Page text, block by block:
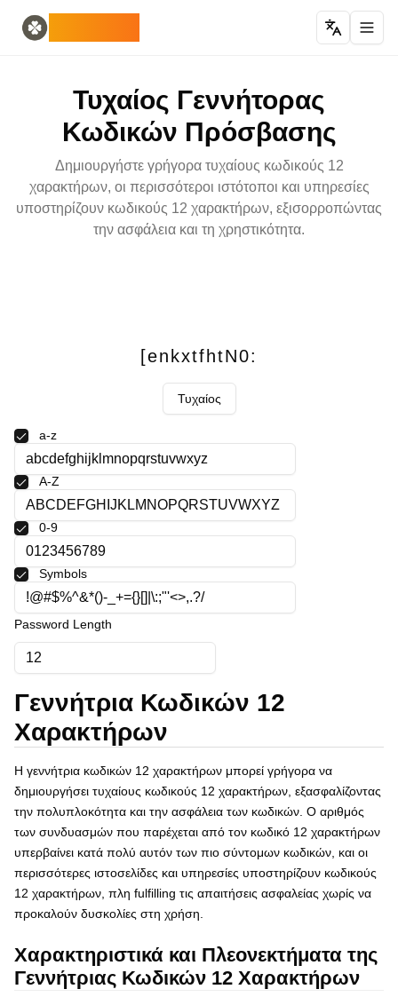
Random Generators
γεννήτρια τυχαίων χωρών
γεννήτρια τυχαίων γραμμάτων
τυχαίος γεννήτορας καρτών
Number Tools
γεννήτρια τυχαίων 4 ψηφίων αριθμών
Password Tools
γεννήτρια κωδικών πρόσβασης 12 χαρακτήρων
τυχαίος γεννήτορας διευθύνσεων IP
Español
Svenska
ภาษาไทย
Türkçe
Українська
Tiếng Việt
Τυχαίος Γεννήτορας
Κωδικών Πρόσβασης
Δημιουργήστε γρήγορα τυχαίους κωδικούς 12
χαρακτήρων, οι περισσότεροι ιστότοποι και υπηρεσίες
υποστηρίζουν κωδικούς 12 χαρακτήρων, εξισορροπώντας
την ασφάλεια και τη χρηστικότητα.
[enkxtfhtN0:
Τυχαίος
a-z
A-Z
0-9
Symbols
Password Length
Γεννήτρια Κωδικών 12
Χαρακτήρων
Η γεννήτρια κωδικών 12 χαρακτήρων μπορεί γρήγορα να
δημιουργήσει τυχαίους κωδικούς 12 χαρακτήρων, εξασφαλίζοντας
την πολυπλοκότητα και την ασφάλεια των κωδικών. Ο αριθμός
των συνδυασμών που παρέχεται από τον κωδικό 12 χαρακτήρων
υπερβαίνει κατά πολύ αυτόν των πιο σύντομων κωδικών, και οι
περισσότερες ιστοσελίδες και υπηρεσίες υποστηρίζουν κωδικούς
12 χαρακτήρων, πλη fulfilling τις απαιτήσεις ασφαλείας χωρίς να
προκαλούν δυσκολίες στη χρήση.
Χαρακτηριστικά και Πλεονεκτήματα της
Γεννήτριας Κωδικών 12 Χαρακτήρων